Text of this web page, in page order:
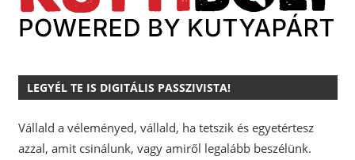
LEGYÉL TE IS DIGITÁLIS PASSZIVISTA!
Vállald a véleményed, vállald, ha tetszik és egyetértesz
azzal, amit csinálunk, vagy amiről legalább beszélünk.